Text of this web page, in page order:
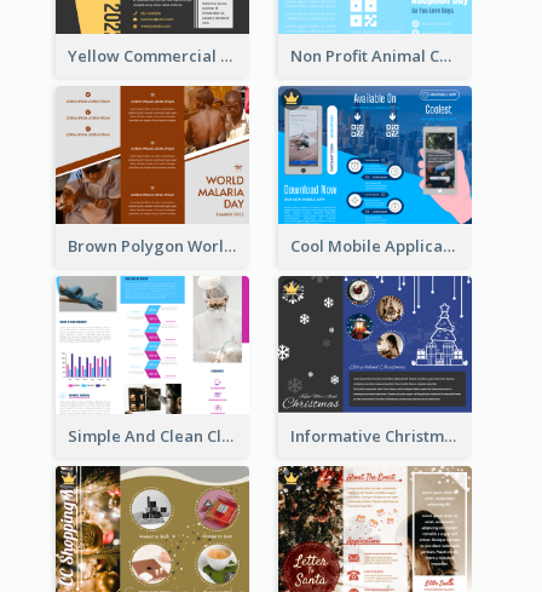
Yellow Commercial Event Program Tri Fold Brochure Non Profit Animal Community Tri Fold Brochure
Brown Polygon World Malaria Day Brochure Cool Mobile Application Promotional Brochure Design
Simple And Clean Clinic Brochure Design Ideas Informative Christmas Brochure With Graphics And Photos